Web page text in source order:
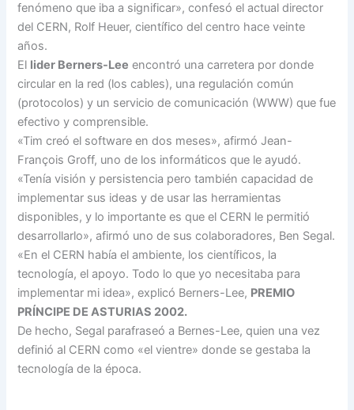
fenómeno que iba a significar», confesó el actual director
del CERN, Rolf Heuer, científico del centro hace veinte
años.
El lider Berners-Lee encontró una carretera por donde
circular en la red (los cables), una regulación común
(protocolos) y un servicio de comunicación (WWW) que fue
efectivo y comprensible.
«Tim creó el software en dos meses», afirmó Jean-
François Groff, uno de los informáticos que le ayudó.
«Tenía visión y persistencia pero también capacidad de
implementar sus ideas y de usar las herramientas
disponibles, y lo importante es que el CERN le permitió
desarrollarlo», afirmó uno de sus colaboradores, Ben Segal.
«En el CERN había el ambiente, los científicos, la
tecnología, el apoyo. Todo lo que yo necesitaba para
implementar mi idea», explicó Berners-Lee, PREMIO
PRÍNCIPE DE ASTURIAS 2002.
De hecho, Segal parafraseó a Bernes-Lee, quien una vez
definió al CERN como «el vientre» donde se gestaba la
tecnología de la época.